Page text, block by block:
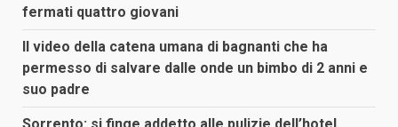
fermati quattro giovani
Il video della catena umana di bagnanti che ha
permesso di salvare dalle onde un bimbo di 2 anni e
suo padre
Sorrento: si finge addetto alle pulizie dell’hotel,